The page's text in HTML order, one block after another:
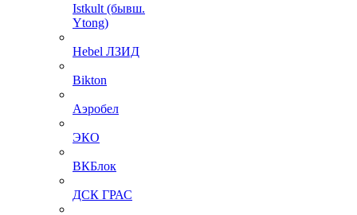
Istkult (бывш.
Ytong)
Hebel ЛЗИД
Bikton
Аэробел
ЭКО
ВКБлок
ДСК ГРАС